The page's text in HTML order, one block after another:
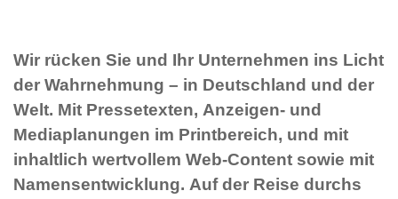
Wir rücken Sie und Ihr Unternehmen ins Licht
der Wahrnehmung – in Deutschland und der
Welt. Mit Pressetexten, Anzeigen- und
Mediaplanungen im Printbereich, und mit
inhaltlich wertvollem Web-Content sowie mit
Namensentwicklung. Auf der Reise durchs